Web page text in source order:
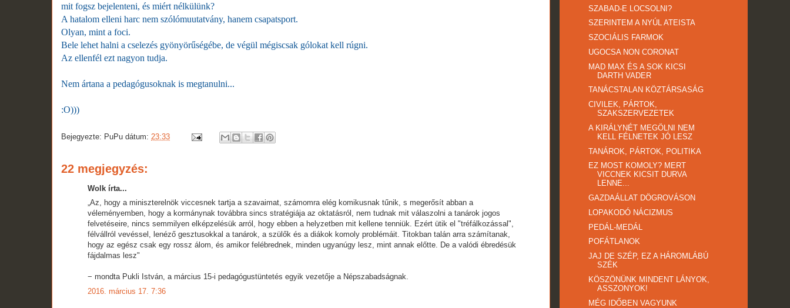
mit fogsz bejelenteni, és miért nélkülünk?
A hatalom elleni harc nem szólómuutatvány, hanem csapatsport.
Olyan, mint a foci.
Bele lehet halni a cselezés gyönyörűségébe, de végül mégiscsak gólokat kell rúgni.
Az ellenfél ezt nagyon tudja.
Nem ártana a pedagógusoknak is megtanulni...
:O)))
Bejegyezte: PuPu dátum: 23:33
22 megjegyzés:
Wolk írta...
„Az, hogy a miniszterelnök viccesnek tartja a szavaimat, számomra elég komikusnak tűnik, s megerősít abban a
véleményemben, hogy a kormánynak továbbra sincs stratégiája az oktatásról, nem tudnak mit válaszolni a tanárok jogos
felvetéseire, nincs semmilyen elképzelésük arról, hogy ebben a helyzetben mit kellene tenniük. Ezért ütik el "tréfálkozással",
félvállról vevéssel, lenéző gesztusokkal a tanárok, a szülők és a diákok komoly problémáit. Titokban talán arra számítanak,
hogy az egész csak egy rossz álom, és amikor felébrednek, minden ugyanúgy lesz, mint annak előtte. De a valódi ébredésük
fájdalmas lesz"
− mondta Pukli István, a március 15-i pedagógustüntetés egyik vezetője a Népszabadságnak.
2016. március 17. 7:36
SZABAD-E LOCSOLNI?
SZERINTEM A NYÚL ATEISTA
SZOCIÁLIS FARMOK
UGOCSA NON CORONAT
MAD MAX ÉS A SOK KICSI
DARTH VADER
TANÁCSTALAN KÖZTÁRSASÁG
CIVILEK, PÁRTOK,
SZAKSZERVEZETEK
A KIRÁLYNÉT MEGÖLNI NEM
KELL FÉLNETEK JÓ LESZ
TANÁROK, PÁRTOK, POLITIKA
EZ MOST KOMOLY? MERT
VICCNEK KICSIT DURVA
LENNE...
GAZDAÁLLAT DÖGROVÁSON
LOPAKODÓ NÁCIZMUS
PEDÁL-MEDÁL
POFÁTLANOK
JAJ DE SZÉP, EZ A HÁROMLÁBÚ
SZÉK
KÖSZÖNÜNK MINDENT LÁNYOK,
ASSZONYOK!
MÉG IDŐBEN VAGYUNK